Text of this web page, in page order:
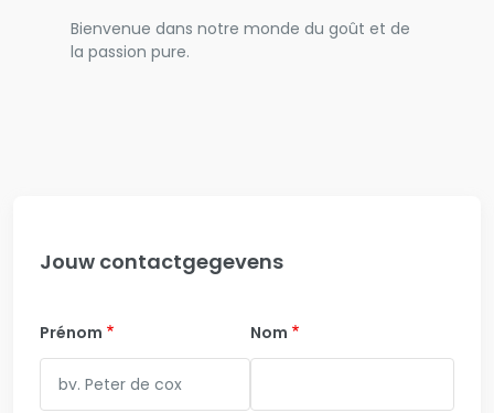
Bienvenue dans notre monde du goût et de
la passion pure.
Jouw contactgegevens
Prénom Nom